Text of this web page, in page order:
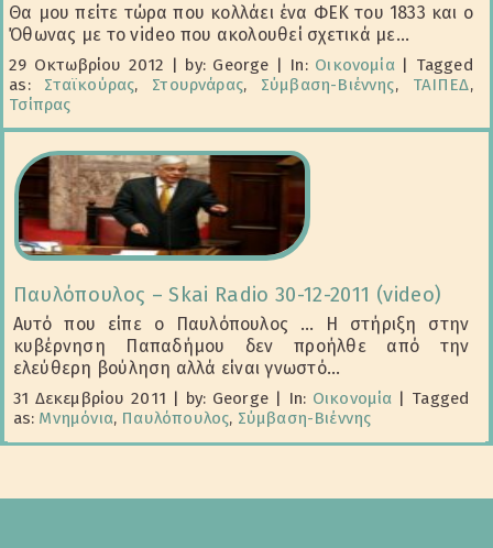
Θα μου πείτε τώρα που κολλάει ένα ΦΕΚ του 1833 και ο
Όθωνας με το video που ακολουθεί σχετικά με...
29 Οκτωβρίου 2012 | by: George | In: Οικονομία| Tagged
as: Σταϊκούρας, Στουρνάρας, Σύμβαση-Βιέννης, ΤΑΙΠΕΔ,
Τσίπρας
Παυλόπουλος – Skai Radio 30-12-2011 (video)
Αυτό που είπε ο Παυλόπουλος … Η στήριξη στην
κυβέρνηση Παπαδήμου δεν προήλθε από την
ελεύθερη βούληση αλλά είναι γνωστό...
31 Δεκεμβρίου 2011 by: George In: Οικονομία
Tagged
as: Μνημόνια, Παυλόπουλος, Σύμβαση-Βιέννης